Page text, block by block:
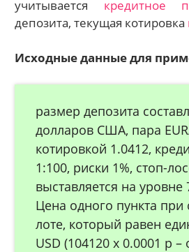
учитывается кредитное
депозита, текущая котировка
Исходные данные для
размер депозита
долларов США, пара
котировкой 1.0412,
1:100, риски 1%, стоп-
выставляется на уровне
Цена одного пункта при
лоте, который равен
USD (104120 х 0.0001 р